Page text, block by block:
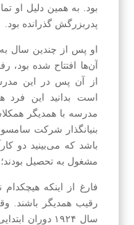
بود. به همین دلیل او
پدربزرگش گذرانده بود.
او پس از چندین سال
آن‌ها افتتاح شده بود،
از آن پس در این
است بدانید این فرد
مدرسه با همدیگر
بنیانگذار شرکت
باشد که می‌بینید دو
مشغول به تحصیل بودند؛
فارغ از اینکه
رقیب همدیگر باشند.
سال ۱۹۲۴